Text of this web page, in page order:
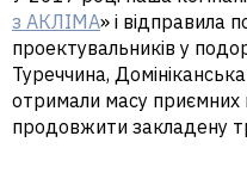
з АКЛІМА» і відправила
проектувальників у
Туреччина,
отримали масу приємних
продовжити закладену